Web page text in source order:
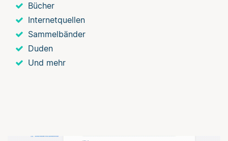
Bücher
Internetquellen
Sammelbänder
Duden
Und mehr